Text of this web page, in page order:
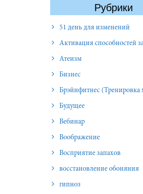
Рубрики
51 день для изменений
Активация способностей
Атеизм
Бизнес
Брэйнфитнес (Тренировка
Будущее
Вебинар
Воображение
Восприятие запахов
восстановление обоняния
гипноз